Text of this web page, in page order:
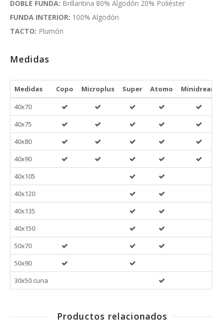
DOBLE FUNDA: Brillantina 80% Algodón 20% Poliéster
FUNDA INTERIOR: 100% Algodón
TACTO: Plumón
Medidas
Medidas Copo Microplus Super Atomo
Minidream
40x70
40x75
40x80
40x90
40x105
40x120
40x135
40x150
50x70
50x90
30x50 cuna
Productos relacionados